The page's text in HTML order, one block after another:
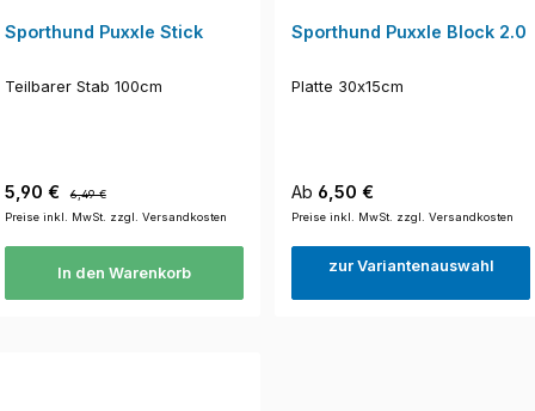
Sporthund Puxxle Stick
Teilbarer Stab 100cm
Verkaufspreis:
5,90 € Regulärer Preis:
6,49 €
Preise inkl. MwSt. zzgl. Versandkosten
In den Warenkorb
Sporthund Puxxle Block 2.0
Platte 30x15cm
Regulärer Preis:
Ab 6,50 €
Preise inkl. MwSt. zzgl. Versandkosten
zur Variantenauswahl